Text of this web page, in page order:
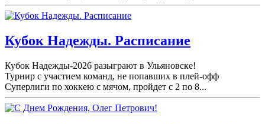
Кубок Надежды. Расписание
Кубок Надежды-2026 разыграют в Ульяновске!
Турнир с участием команд, не попавших в плей-офф
Суперлиги по хоккею с мячом, пройдет с 2 по 8...